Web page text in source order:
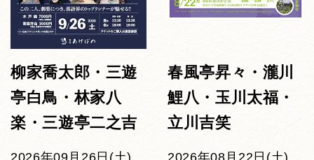
柳家喬太郎・三遊
亭白鳥・林家八
楽・三遊亭二之吉
2026年09月26日(土)
春風亭昇々・瀧川
鯉八・玉川太福・
立川吉笑
2026年08月22日(土)